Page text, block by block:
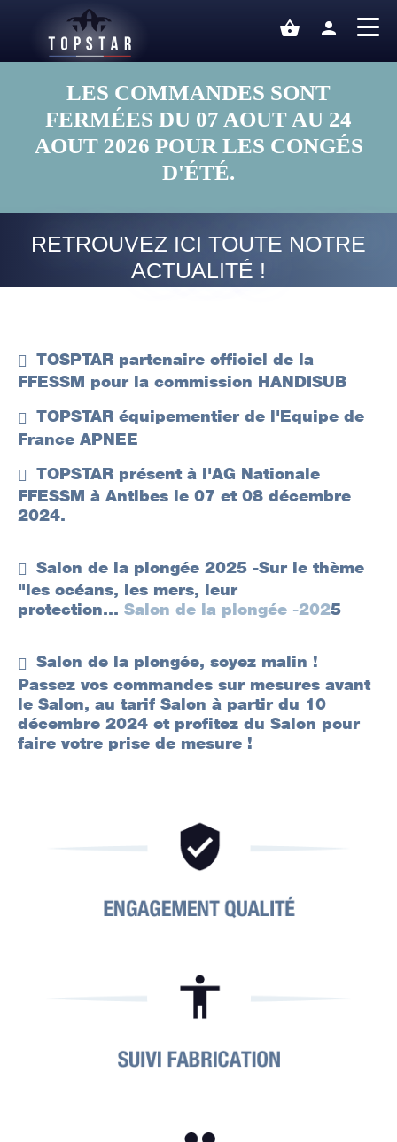
shopping_basket person
LES COMMANDES SONT
FERMÉES DU 07 AOUT AU 24
AOUT 2026 POUR LES CONGÉS
D'ÉTÉ.
RETROUVEZ ICI TOUTE NOTRE
ACTUALITÉ !
TOSPTAR partenaire officiel de la
FFESSM pour la commission HANDISUB
TOPSTAR équipementier de l'Equipe de
France APNEE
TOPSTAR présent à l'AG Nationale
FFESSM à Antibes le 07 et 08 décembre
2024.
Salon de la plongée 2025 -Sur le thème
"les océans, les mers, leur
protection... Salon de la plongée -2025
Salon de la plongée, soyez malin !
Passez vos commandes sur mesures avant
le Salon, au tarif Salon à partir du 10
décembre 2024 et profitez du Salon pour
faire votre prise de mesure !